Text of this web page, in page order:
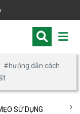
#hướng dẫn cách
SỬ DỤNG ›